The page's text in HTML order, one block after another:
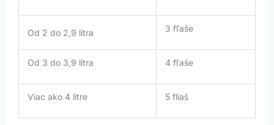
Od 2 do 2,9 litra 3 fľaše
Od 3 do 3,9 litra 4 fľaše
Viac ako 4 litre 5 fliaš